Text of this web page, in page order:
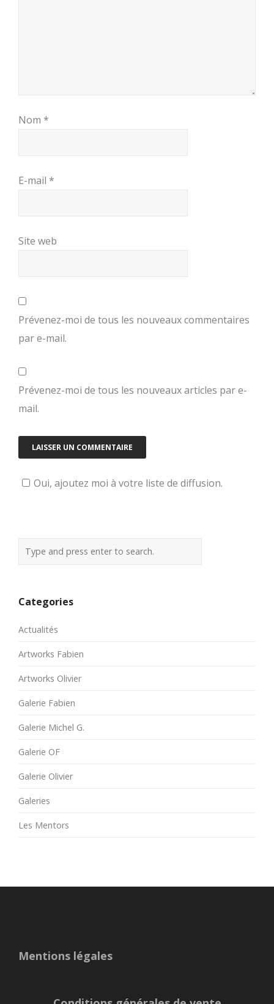
Nom *
E-mail *
Site web
Prévenez-moi de tous les nouveaux commentaires
par e-mail.
Prévenez-moi de tous les nouveaux articles par e-
mail.
Oui, ajoutez moi à votre liste de diffusion.
Categories
Actualités
Artworks Fabien
Artworks Olivier
Galerie Fabien
Galerie Michel G.
Galerie OF
Galerie Olivier
Galeries
Les Mentors
Mentions légales